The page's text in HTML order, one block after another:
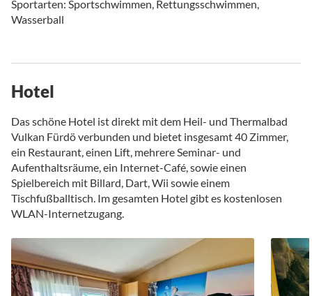
Sportarten: Sportschwimmen, Rettungsschwimmen,
Wasserball
Hotel
Das schöne Hotel ist direkt mit dem Heil- und Thermalbad
Vulkan Fürdö verbunden und bietet insgesamt 40 Zimmer,
ein Restaurant, einen Lift, mehrere Seminar- und
Aufenthaltsräume, ein Internet-Café, sowie einen
Spielbereich mit Billard, Dart, Wii sowie einem
Tischfußballtisch. Im gesamten Hotel gibt es kostenlosen
WLAN-Internetzugang.